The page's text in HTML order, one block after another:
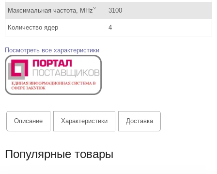
Максимальная частота, MHz? 3100
Количество ядер 4
Посмотреть все характеристики
Описание Характеристики Доставка
Популярные товары